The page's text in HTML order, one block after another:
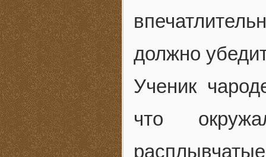
должно
Ученик
что